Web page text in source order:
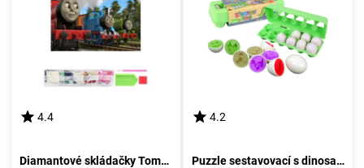
4.4
Diamantové skládačky Tomáše a kamarádů
4.2
Puzzle sestavovací s dinosauřími vejci - kreativní vkládací hra 12 kusů